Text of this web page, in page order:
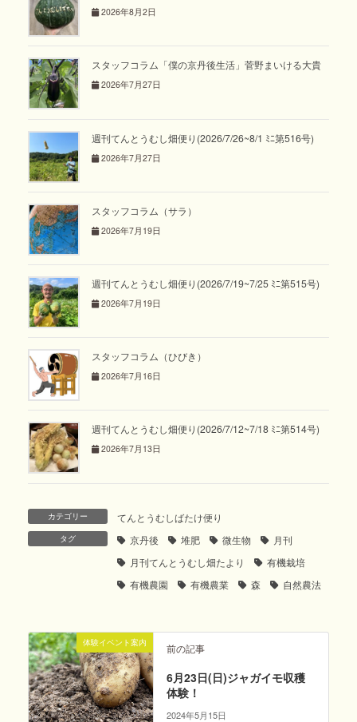
2026年8月2日
スタッフコラム「僕の京丹後生活」菅野まいける大貴
2026年7月27日
週刊てんとうむし畑便り(2026/7/26~8/1 ﾐﾆ第516号)
2026年7月27日
スタッフコラム（サラ）
2026年7月19日
週刊てんとうむし畑便り(2026/7/19~7/25 ﾐﾆ第515号)
2026年7月19日
スタッフコラム（ひびき）
2026年7月16日
週刊てんとうむし畑便り(2026/7/12~7/18 ﾐﾆ第514号)
2026年7月13日
カテゴリー てんとうむしばたけ便り
タグ 京丹後 堆肥 微生物
月刊
月刊てんとうむし畑たより
有機栽培
有機農園
有機農業 森 自然農法
体験イベント案内 前の記事
6月23日(日)ジャガイモ収穫
体験！
2024年5月15日